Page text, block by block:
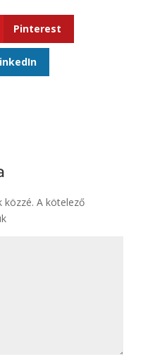
Pinterest
közzé. A kötelező